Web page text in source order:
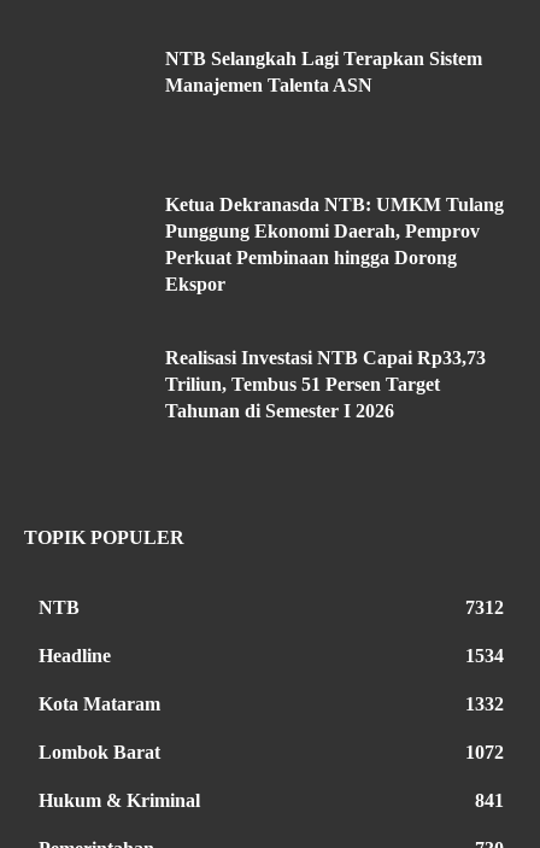
NTB Selangkah Lagi Terapkan Sistem
Manajemen Talenta ASN
Ketua Dekranasda NTB: UMKM Tulang
Punggung Ekonomi Daerah, Pemprov
Perkuat Pembinaan hingga Dorong
Ekspor
Realisasi Investasi NTB Capai Rp33,73
Triliun, Tembus 51 Persen Target
Tahunan di Semester I 2026
TOPIK POPULER
NTB 7312
Headline 1534
Kota Mataram 1332
Lombok Barat 1072
Hukum & Kriminal 841